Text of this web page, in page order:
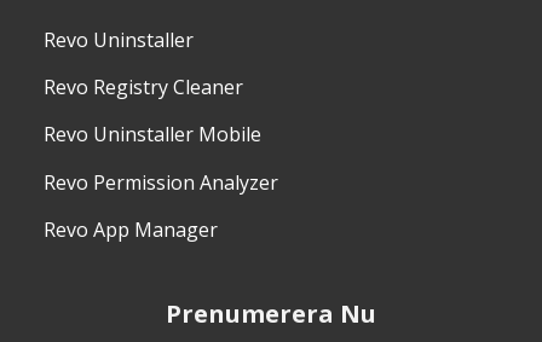
Revo Uninstaller
Revo Registry Cleaner
Revo Uninstaller Mobile
Revo Permission Analyzer
Revo App Manager
Prenumerera Nu